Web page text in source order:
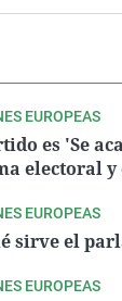
EUROPEAS
es 'Se
electoral y
EUROPEAS
sirve el
EUROPEAS